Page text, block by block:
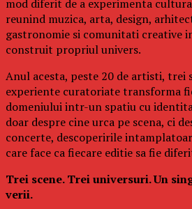
mod diferit de a experimenta
reunind muzica, arta, design,
gastronomie si comunitati creative
construit propriul univers.
Anul acesta, peste 20 de artisti, trei
experiente curatoriate transforma
domeniului intr-un spatiu cu
doar despre cine urca pe scena, ci
concerte, descoperirile
care face ca fiecare editie sa fie
Trei scene. Trei universuri. Un
verii.